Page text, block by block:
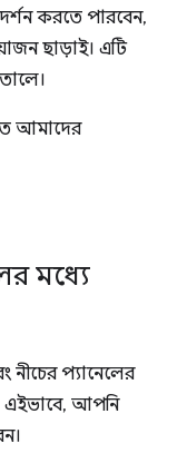
করতে পারবেন,
ছাড়াই। এটি
আমাদের
মধ্যে
প্যানেলের
এইভাবে, আপনি